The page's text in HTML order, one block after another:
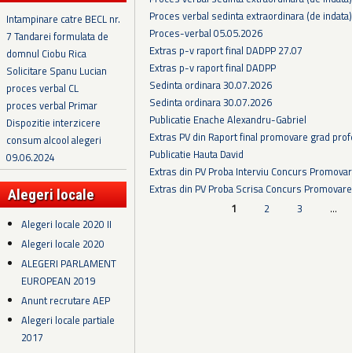
Intampinare catre BECL nr.
7 Tandarei formulata de
domnul Ciobu Rica
Solicitare Spanu Lucian
proces verbal CL
proces verbal Primar
Dispozitie interzicere
consum alcool alegeri
09.06.2024
Alegeri locale
Alegeri locale 2020 II
Alegeri locale 2020
ALEGERI PARLAMENT
EUROPEAN 2019
Anunt recrutare AEP
Alegeri locale partiale
2017
Proces verbal sedinta extraordinara (de
Proces-verbal 05.05.2026
Extras p-v raport final DADPP 27.07
Extras p-v raport final DADPP
Sedinta ordinara 30.07.2026
Sedinta ordinara 30.07.2026
Publicatie Enache Alexandru-Gabriel
Extras PV din Raport final promovare grad
Publicatie Hauta David
Extras din PV Proba Interviu Concurs
Extras din PV Proba Scrisa Concurs
1 2 3 …